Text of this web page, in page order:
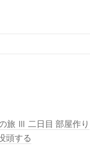
旅 Ⅲ 二日目 部屋作り
頭する